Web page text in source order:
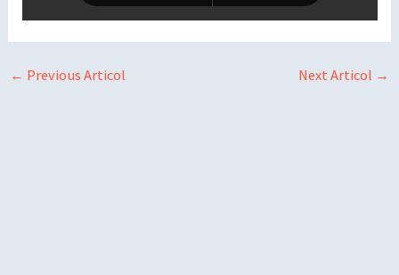
← Previous Articol Next Articol →